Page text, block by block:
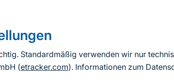
Standardmäßig verwenden wir nur
(etracker.com). Informationen zum
verbundenen Prozesse
wurden oder werden